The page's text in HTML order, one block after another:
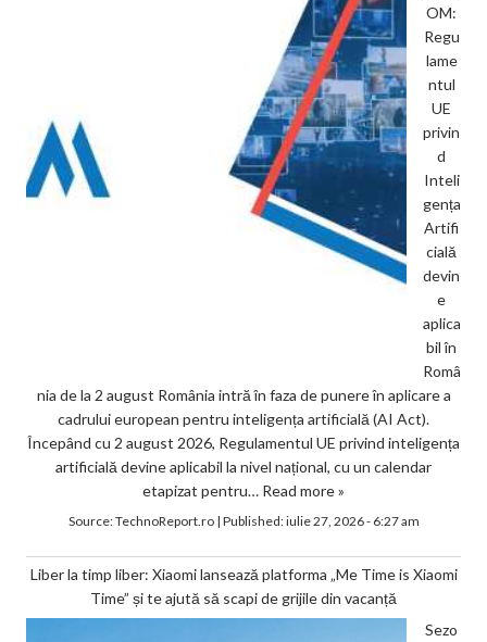
OM:
Regu
lame
ntul
UE
privin
d
Inteli
gența
Artifi
cială
devin
e
aplica
bil în
Româ
nia de la 2 august România intră în faza de punere în aplicare a
cadrului european pentru inteligența artificială (AI Act).
Începând cu 2 august 2026, Regulamentul UE privind inteligența
artificială devine aplicabil la nivel național, cu un calendar
etapizat pentru… Read more »
Source:TechnoReport.ro| Published:iulie 27, 2026 - 6:27 am
Liber la timp liber: Xiaomi lansează platforma „Me Time is Xiaomi
Time” și te ajută să scapi de grijile din vacanță
Sezo